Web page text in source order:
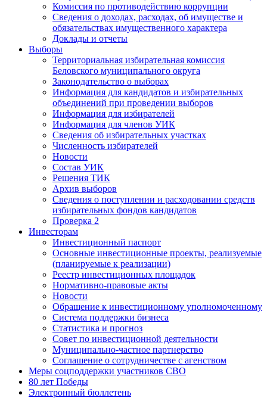
Комиссия по противодействию коррупции
Сведения о доходах, расходах, об имуществе и
обязательствах имущественного характера
Доклады и отчеты
Выборы
Территориальная избирательная комиссия
Беловского муниципального округа
Законодательство о выборах
Информация для кандидатов и избирательных
объединений при проведении выборов
Информация для избирателей
Информация для членов УИК
Сведения об избирательных участках
Численность избирателей
Новости
Состав УИК
Решения ТИК
Архив выборов
Сведения о поступлении и расходовании средств
избирательных фондов кандидатов
Проверка 2
Инвесторам
Инвестиционный паспорт
Основные инвестиционные проекты, реализуемые
(планируемые к реализации)
Реестр инвестиционных площадок
Нормативно-правовые акты
Новости
Обращение к инвестиционному уполномоченному
Система поддержки бизнеса
Статистика и прогноз
Совет по инвестиционной деятельности
Муниципально-частное партнерство
Соглашение о сотрудничестве с агенством
Меры соцподдержки участников СВО
80 лет Победы
Электронный бюллетень